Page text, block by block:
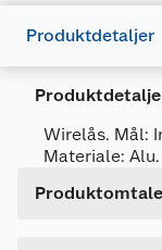
Produktdetaljer
Wirelås. Mål:
Materiale: Alu.
Bruttovekt